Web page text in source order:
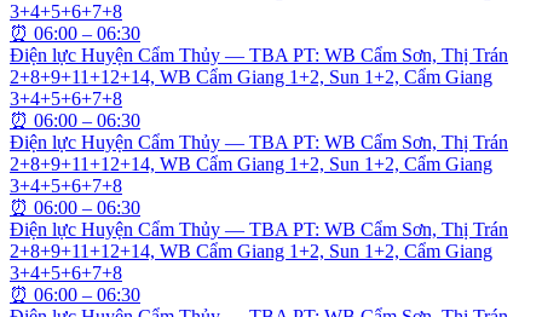
3+4+5+6+7+8
⏰ 06:00 – 06:30
Điện lực Huyện Cẩm Thủy — TBA PT: WB Cẩm Sơn, Thị Trán
2+8+9+11+12+14, WB Cẩm Giang 1+2, Sun 1+2, Cẩm Giang
3+4+5+6+7+8
⏰ 06:00 – 06:30
Điện lực Huyện Cẩm Thủy — TBA PT: WB Cẩm Sơn, Thị Trán
2+8+9+11+12+14, WB Cẩm Giang 1+2, Sun 1+2, Cẩm Giang
3+4+5+6+7+8
⏰ 06:00 – 06:30
Điện lực Huyện Cẩm Thủy — TBA PT: WB Cẩm Sơn, Thị Trán
2+8+9+11+12+14, WB Cẩm Giang 1+2, Sun 1+2, Cẩm Giang
3+4+5+6+7+8
⏰ 06:00 – 06:30